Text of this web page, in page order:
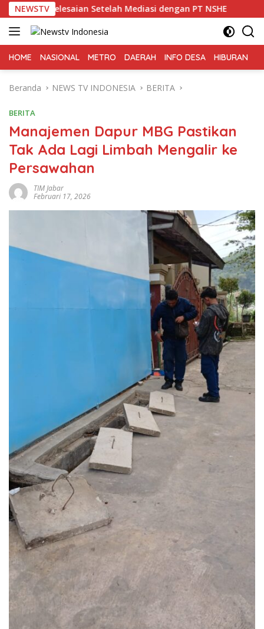
Langsung
ke
konten
NEWSTV
Setelah Mediasi dengan PT NSHE Kepala KUA
HOME NASIONAL METRO DAERAH INFO DESA HIBURAN
Beranda NEWS TV INDONESIA BERITA
BERITA
Manajemen Dapur MBG Pastikan
Tak Ada Lagi Limbah Mengalir ke
Persawahan
TIM Jabar
Februari 17, 2026